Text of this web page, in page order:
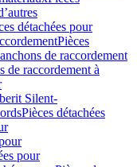
détachées pour
Pièces
de raccordement
de raccordement à
Silent-
Pièces détachées
pour